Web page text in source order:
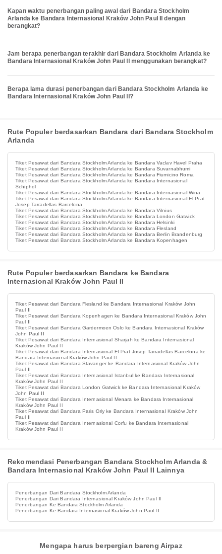
Kapan waktu penerbangan paling awal dari Bandara Stockholm
Arlanda ke Bandara Internasional Kraków John Paul II dengan
berangkat?
Jam berapa penerbangan terakhir dari Bandara Stockholm Arlanda ke
Bandara Internasional Kraków John Paul II menggunakan berangkat?
Berapa lama durasi penerbangan dari Bandara Stockholm Arlanda ke
Bandara Internasional Kraków John Paul II?
Rute Populer berdasarkan Bandara dari Bandara Stockholm
Arlanda
Tiket Pesawat dari Bandara Stockholm Arlanda ke Bandara Vaclav Havel Praha
Tiket Pesawat dari Bandara Stockholm Arlanda ke Bandara Suvarnabhumi
Tiket Pesawat dari Bandara Stockholm Arlanda ke Bandara Fiumicino Roma
Tiket Pesawat dari Bandara Stockholm Arlanda ke Bandara Internasional
Schiphol
Tiket Pesawat dari Bandara Stockholm Arlanda ke Bandara Internasional Wina
Tiket Pesawat dari Bandara Stockholm Arlanda ke Bandara Internasional El Prat
Josep Tarradellas Barcelona
Tiket Pesawat dari Bandara Stockholm Arlanda ke Bandara Vilnius
Tiket Pesawat dari Bandara Stockholm Arlanda ke Bandara London Gatwick
Tiket Pesawat dari Bandara Stockholm Arlanda ke Bandara Helsinki
Tiket Pesawat dari Bandara Stockholm Arlanda ke Bandara Flesland
Tiket Pesawat dari Bandara Stockholm Arlanda ke Bandara Berlin Brandenburg
Tiket Pesawat dari Bandara Stockholm Arlanda ke Bandara Kopenhagen
Rute Populer berdasarkan Bandara ke Bandara
Internasional Kraków John Paul II
Tiket Pesawat dari Bandara Flesland ke Bandara Internasional Kraków John
Paul II
Tiket Pesawat dari Bandara Kopenhagen ke Bandara Internasional Kraków John
Paul II
Tiket Pesawat dari Bandara Gardermoen Oslo ke Bandara Internasional Kraków
John Paul II
Tiket Pesawat dari Bandara Internasional Sharjah ke Bandara Internasional
Kraków John Paul II
Tiket Pesawat dari Bandara Internasional El Prat Josep Tarradellas Barcelona ke
Bandara Internasional Kraków John Paul II
Tiket Pesawat dari Bandara Stavanger ke Bandara Internasional Kraków John
Paul II
Tiket Pesawat dari Bandara Internasional Istanbul ke Bandara Internasional
Kraków John Paul II
Tiket Pesawat dari Bandara London Gatwick ke Bandara Internasional Kraków
John Paul II
Tiket Pesawat dari Bandara Internasional Menara ke Bandara Internasional
Kraków John Paul II
Tiket Pesawat dari Bandara Paris Orly ke Bandara Internasional Kraków John
Paul II
Tiket Pesawat dari Bandara Internasional Corfu ke Bandara Internasional
Kraków John Paul II
Rekomendasi Penerbangan Bandara Stockholm Arlanda &
Bandara Internasional Kraków John Paul II Lainnya
Penerbangan Dari Bandara Stockholm Arlanda
Penerbangan Dari Bandara Internasional Kraków John Paul II
Penerbangan Ke Bandara Stockholm Arlanda
Penerbangan Ke Bandara Internasional Kraków John Paul II
Mengapa harus berpergian bareng Airpaz